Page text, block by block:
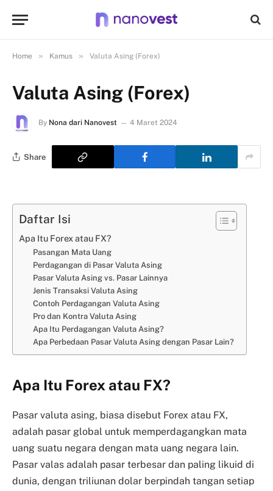
Home » Kamus » Valuta Asing (Forex)
Valuta Asing (Forex)
By Nona dari Nanovest 4 Maret 2024
Share
Daftar Isi
Apa Itu Forex atau FX?
Pasangan Mata Uang
Perdagangan di Pasar Valuta Asing
Pasar Valuta Asing vs. Pasar Lainnya
Jenis Transaksi Valuta Asing
Contoh Perdagangan Valuta Asing
Pro dan Kontra Valuta Asing
Apa Itu Perdagangan Valuta Asing?
Apa Perbedaan Pasar Valuta Asing dengan Pasar Lain?
Apa Itu Forex atau FX?
Pasar valuta asing, biasa disebut Forex atau FX,
adalah pasar global untuk memperdagangkan mata
uang suatu negara dengan mata uang negara lain.
Pasar valas adalah pasar terbesar dan paling likuid di
dunia, dengan triliunan dolar berpindah tangan setiap